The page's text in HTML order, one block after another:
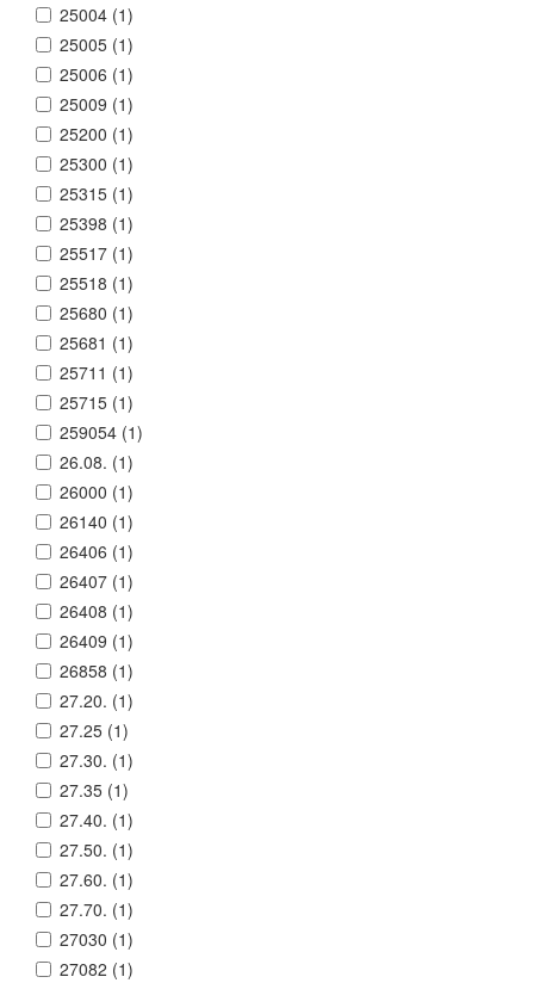
25004 (1)
25005 (1)
25006 (1)
25009 (1)
25200 (1)
25300 (1)
25315 (1)
25398 (1)
25517 (1)
25518 (1)
25680 (1)
25681 (1)
25711 (1)
25715 (1)
259054 (1)
26.08. (1)
26000 (1)
26140 (1)
26406 (1)
26407 (1)
26408 (1)
26409 (1)
26858 (1)
27.20. (1)
27.25 (1)
27.30. (1)
27.35 (1)
27.40. (1)
27.50. (1)
27.60. (1)
27.70. (1)
27030 (1)
27082 (1)